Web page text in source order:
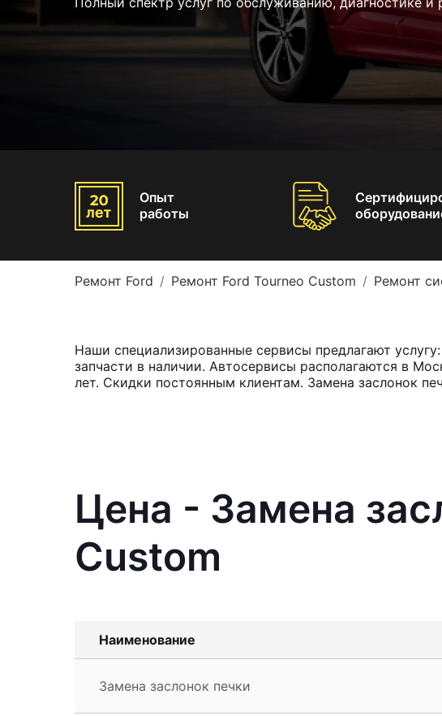
Опыт
работы
Ремонт Ford Ремонт Ford Tourneo Custom Ремонт
Наши специализированные сервисы предлагают
запчасти в наличии. Автосервисы располагаются в
лет. Скидки постоянным клиентам. Замена заслонок
Цена - Замена
Custom
Наименование
Замена заслонок печки